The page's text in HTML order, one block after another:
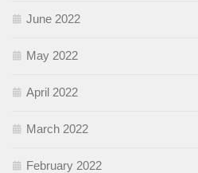
June 2022
May 2022
April 2022
March 2022
February 2022